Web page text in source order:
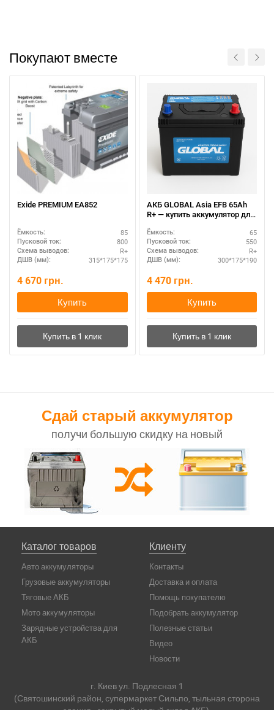
Покупают вместе
Exide PREMIUM EA852
Ёмкость: 85
Пусковой ток: 800
Схема выводов: R+
ДШВ (мм): 315*175*175
4 670 грн.
Купить
АКБ GLOBAL Asia EFB 65Ah
R+ — купить аккумулятор для
Ёмкость: 65
Пусковой ток: 550
Схема выводов: R+
ДШВ (мм): 300*175*190
4 470 грн.
Купить
Сдай старый аккумулятор
получи большую скидку на новый
Каталог товаров
Авто аккумуляторы
Грузовые аккумуляторы
Тяговые АКБ
Мото аккумуляторы
Зарядные устройства для
АКБ
Клиенту
Контакты
Доставка и оплата
Помощь покупателю
Подобрать аккумулятор
Полезные статьи
Видео
Новости
г. Киев ул. Подлесная 1
(Святошинский район, супермаркет Сильпо, тыльная сторона